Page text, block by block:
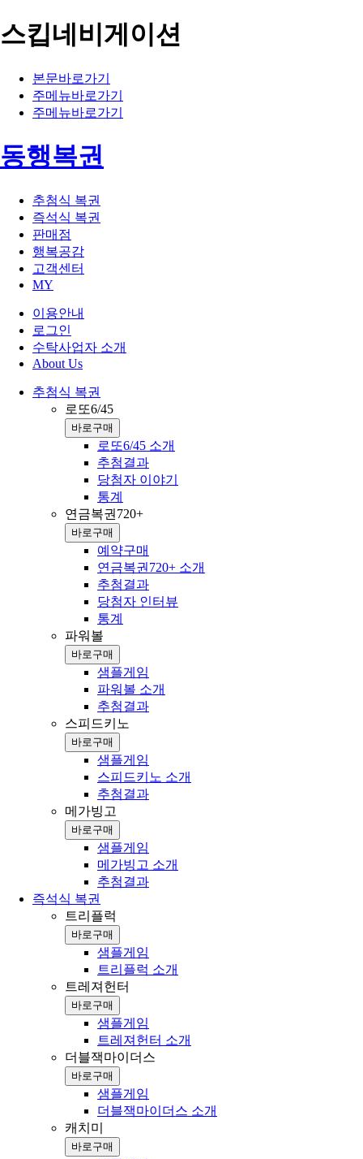
스킵네비게이션
본문바로가기
주메뉴바로가기
주메뉴바로가기
동행복권
추첨식 복권
즉석식 복권
판매점
행복공감
고객센터
MY
이용안내
로그인
수탁사업자 소개
About Us
추첨식 복권
로또6/45
바로구매
로또6/45 소개
추첨결과
당첨자 이야기
통계
연금복권720+
바로구매
예약구매
연금복권720+ 소개
추첨결과
당첨자 인터뷰
통계
파워볼
바로구매
샘플게임
파워볼 소개
추첨결과
스피드키노
바로구매
샘플게임
스피드키노 소개
추첨결과
메가빙고
바로구매
샘플게임
메가빙고 소개
추첨결과
즉석식 복권
트리플럭
바로구매
샘플게임
트리플럭 소개
트레져헌터
바로구매
샘플게임
트레져헌터 소개
더블잭마이더스
바로구매
샘플게임
더블잭마이더스 소개
캐치미
바로구매